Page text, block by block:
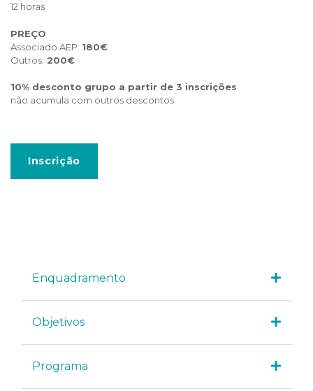
12 horas
PREÇO
Associado AEP: 180€
Outros: 200€
10% desconto grupo a partir de 3 inscrições
não acumula com outros descontos
Inscrição
Enquadramento
Objetivos
Programa